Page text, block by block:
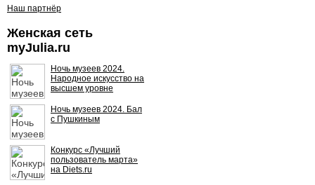
Наш партнёр
Женская сеть
myJulia.ru
Ночь музеев 2024.
Народное искусство на
высшем уровне
Ночь музеев 2024. Бал
с Пушкиным
Конкурс «Лучший
пользователь марта»
на Diets.ru